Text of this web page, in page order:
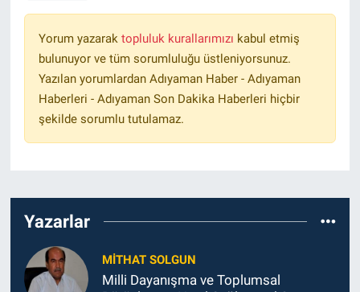
Yorum yazarak topluluk kurallarımızı kabul etmiş
bulunuyor ve tüm sorumluluğu üstleniyorsunuz.
Yazılan yorumlardan Adıyaman Haber - Adıyaman
Haberleri - Adıyaman Son Dakika Haberleri hiçbir
şekilde sorumlu tutulamaz.
Yazarlar
MITHAT SOLGUN
Milli Dayanışma ve Toplumsal